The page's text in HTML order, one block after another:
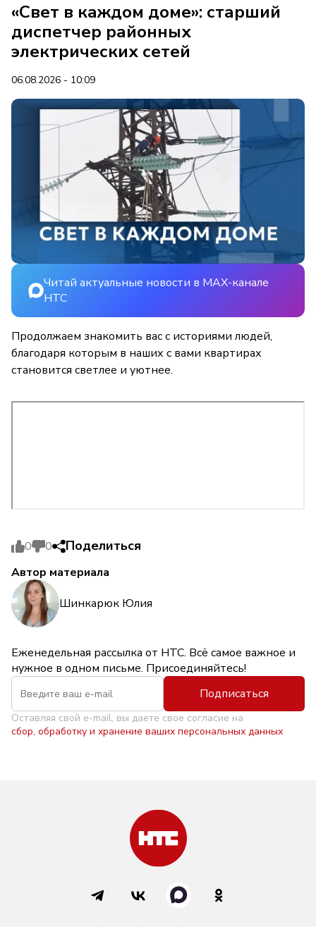
«Свет в каждом доме»: старший
диспетчер районных
электрических сетей
06.08.2026 - 10:09
Читай актуальные новости в MAX-канале
НТС
Продолжаем знакомить вас с историями людей,
благодаря которым в наших с вами квартирах
становится светлее и уютнее.
0 0 Поделиться
Автор материала
Шинкарюк Юлия
Еженедельная рассылка от НТС. Всё самое важное и
нужное в одном письме. Присоединяйтесь!
Подписаться
Оставляя свой e-mail, вы даете свое согласие на
сбор, обработку и хранение ваших персональных данных